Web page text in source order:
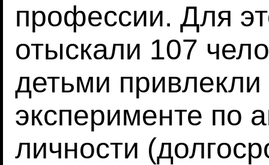
профессии. Для
отыскали 107
детьми привлекли
эксперименте по
личности